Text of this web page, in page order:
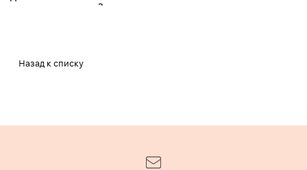
карманы «в рамку». Застежка
Назад к списку